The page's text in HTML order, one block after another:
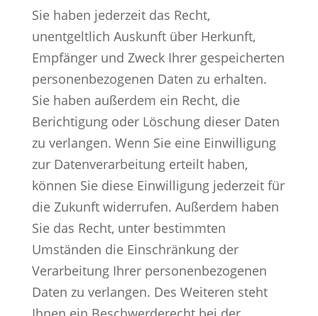
Sie haben jederzeit das Recht,
unentgeltlich Auskunft über Herkunft,
Empfänger und Zweck Ihrer gespeicherten
personenbezogenen Daten zu erhalten.
Sie haben außerdem ein Recht, die
Berichtigung oder Löschung dieser Daten
zu verlangen. Wenn Sie eine Einwilligung
zur Datenverarbeitung erteilt haben,
können Sie diese Einwilligung jederzeit für
die Zukunft widerrufen. Außerdem haben
Sie das Recht, unter bestimmten
Umständen die Einschränkung der
Verarbeitung Ihrer personenbezogenen
Daten zu verlangen. Des Weiteren steht